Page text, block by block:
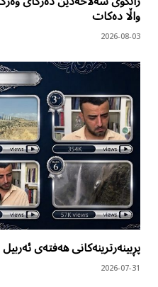
واڵا دەکات
2026-08-03
پڕبینەرترینەکانی هەفتەی
2026-07-31